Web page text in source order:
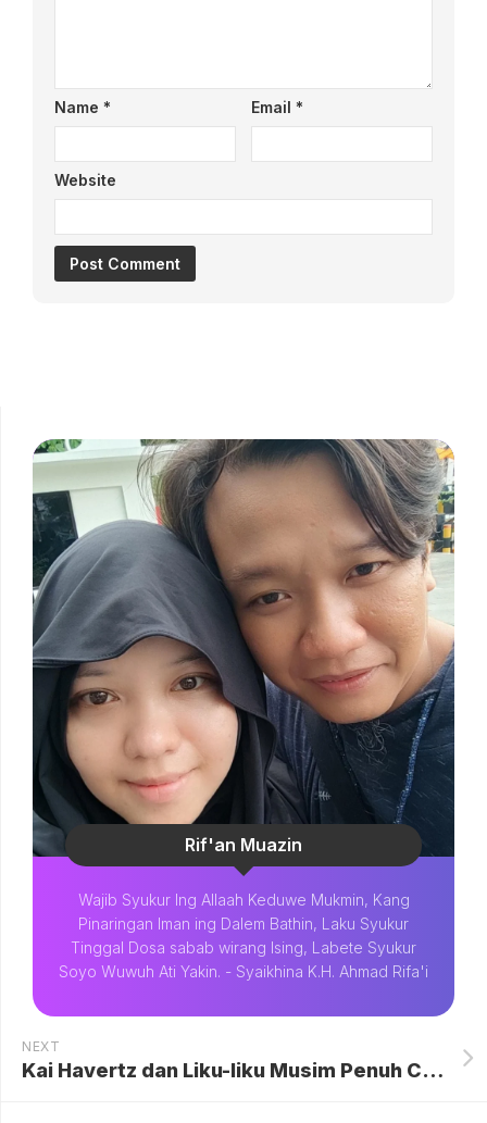
Name * Email *
Website
Rif'an Muazin
Wajib Syukur Ing Allaah Keduwe Mukmin, Kang
Pinaringan Iman ing Dalem Bathin, Laku Syukur
Tinggal Dosa sabab wirang Ising, Labete Syukur
Soyo Wuwuh Ati Yakin. - Syaikhina K.H. Ahmad Rifa'i
NEXT
Kai Havertz dan Liku-liku Musim Penuh Cedera: Sebuah Analisis Mendalam Tentang Perjuangan Sang Penyerang Arsenal